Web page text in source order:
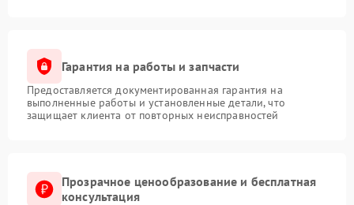
Гарантия на работы и запчасти
Предоставляется документированная гарантия на
выполненные работы и установленные детали, что
защищает клиента от повторных неисправностей
Прозрачное ценообразование и бесплатная
консультация